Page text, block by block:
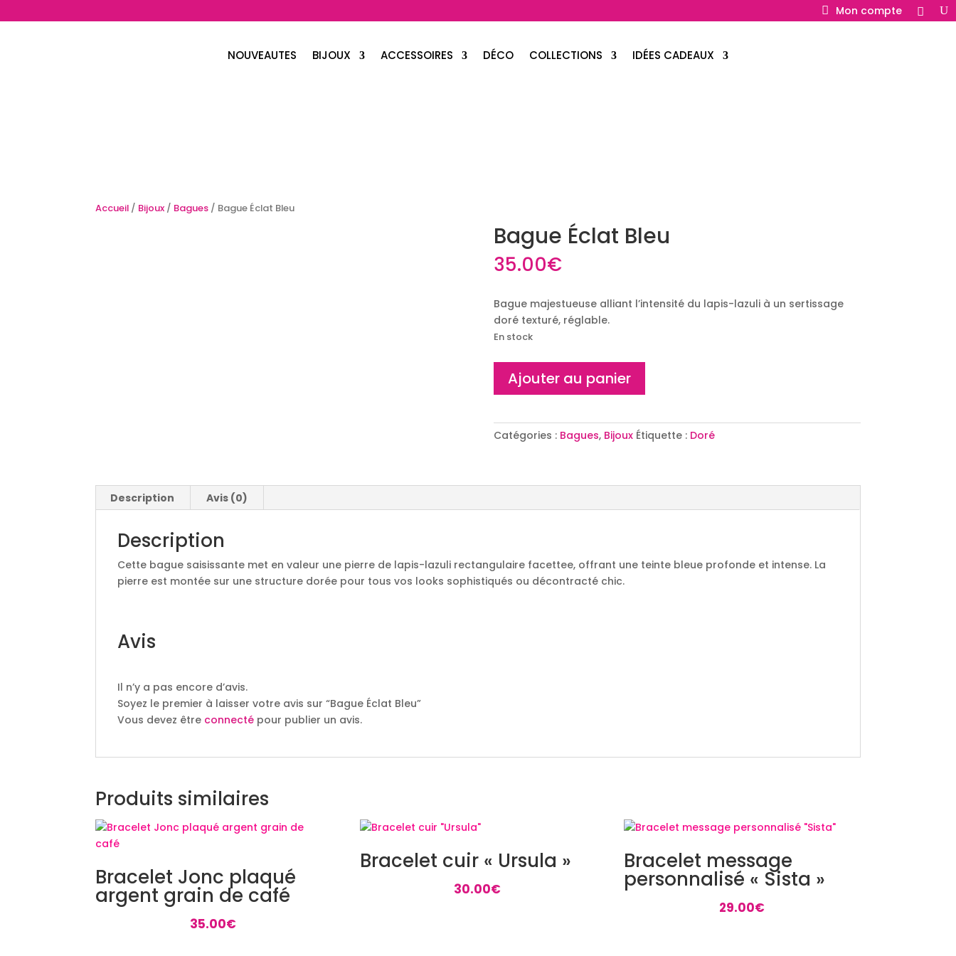
Mon compte
NOUVEAUTES BIJOUX ACCESSOIRES DÉCO COLLECTIONS IDÉES CADEAUX
Accueil / Bijoux / Bagues / Bague Éclat Bleu
Bague Éclat Bleu
35.00€
Bague majestueuse alliant l’intensité du lapis-lazuli à un sertissage
doré texturé, réglable.
En stock
quantité
Bleu
Ajouter au panier
Catégories : Bagues, Bijoux Étiquette : Doré
Description Avis (0)
Description
Cette bague saisissante met en valeur une pierre de lapis-lazuli rectangulaire facettee, offrant une teinte bleue profonde et intense. La
pierre est montée sur une structure dorée pour tous vos looks sophistiqués ou décontracté chic.
Avis
Il n’y a pas encore d’avis.
Soyez le premier à laisser votre avis sur “Bague Éclat Bleu”
Vous devez être connecté pour publier un avis.
Produits similaires
Bracelet Jonc plaqué
argent grain de café
35.00€
Bracelet cuir « Ursula »
30.00€
Bracelet message
personnalisé « Sista »
29.00€